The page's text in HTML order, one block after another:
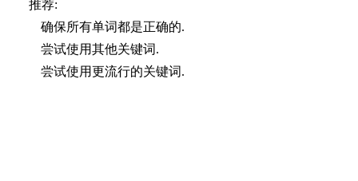
推荐:
确保所有单词都是正确的.
尝试使用其他关键词.
尝试使用更流行的关键词.